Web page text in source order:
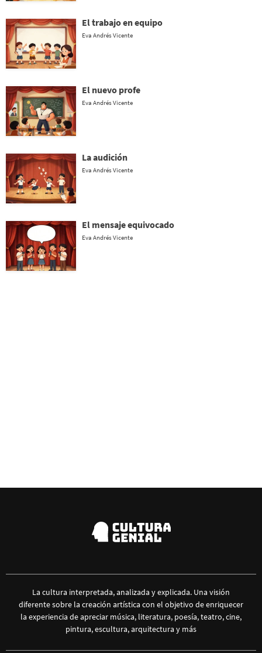
El trabajo en equipo
Eva Andrés Vicente
El nuevo profe
Eva Andrés Vicente
La audición
Eva Andrés Vicente
El mensaje equivocado
Eva Andrés Vicente
La cultura interpretada, analizada y explicada. Una visión
diferente sobre la creación artística con el objetivo de enriquecer
la experiencia de apreciar música, literatura, poesía, teatro, cine,
pintura, escultura, arquitectura y más